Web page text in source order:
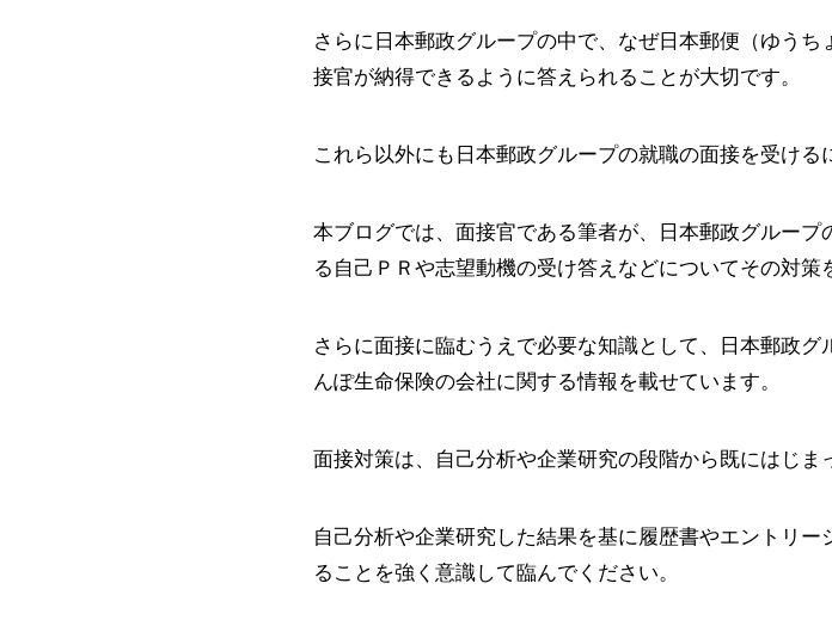
さらに日本郵政グループの中で、なぜ日本郵便（ゆう
接官が納得できるように答えられることが大切です。
これら以外にも日本郵政グループの就職の面接を受ける
本ブログでは、面接官である筆者が、日本郵政グルー
る自己ＰＲや志望動機の受け答えなどについてその対策
さらに面接に臨むうえで必要な知識として、日本郵政
んぽ生命保険の会社に関する情報を載せています。
面接対策は、自己分析や企業研究の段階から既にはじま
自己分析や企業研究した結果を基に履歴書やエントリ
ることを強く意識して臨んでください。